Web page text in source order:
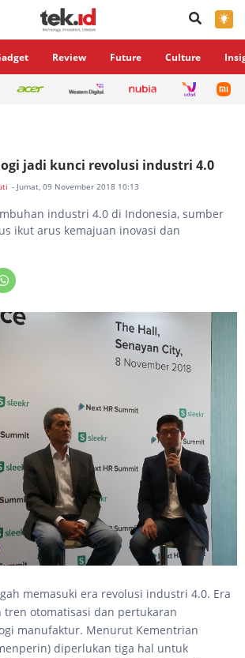
×
Review Future Culture
jadi kunci revolusi industri 4.0
- Jumat, 09 November 2018 10:13
industri 4.0 di Indonesia, sumber
ikut arus kemajuan inovasi dan
memasuki era revolusi industri 4.0. Era
tren otomatisasi dan pertukaran
manufaktur. Menurut Kementrian
diperlukan tiga hal untuk